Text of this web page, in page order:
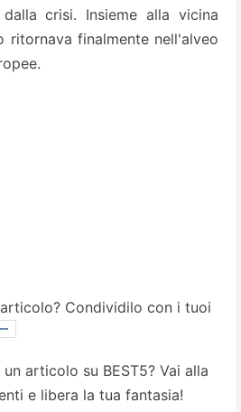
crisi. Insieme alla vicina
ritornava finalmente nell'alveo
Condividilo con i tuoi
articolo su BEST5? Vai alla
e libera la tua fantasia!